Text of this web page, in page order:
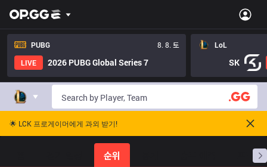
PUBG
8. 8. 토
LIVE
2026 PUBG Global Series 7
LoL
SK
🌟 LCK 프로게이머에게 과외 받기!
순위 프로빌